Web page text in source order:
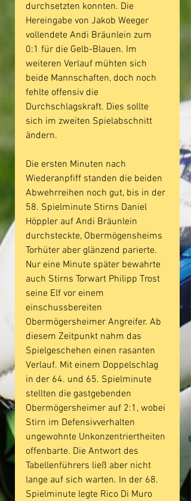
durchsetzten konnten. Die
Hereingabe von Jakob Weeger
vollendete Andi Bräunlein zum
0:1 für die Gelb-Blauen. Im
weiteren Verlauf mühten sich
beide Mannschaften, doch noch
fehlte offensiv die
Durchschlagskraft. Dies sollte
sich im zweiten Spielabschnitt
ändern.
Die ersten Minuten nach
Wiederanpfiff standen die beiden
Abwehrreihen noch gut, bis in der
58. Spielminute Stirns Daniel
Höppler auf Andi Bräunlein
durchsteckte, Obermögensheims
Torhüter aber glänzend parierte.
Nur eine Minute später bewahrte
auch Stirns Torwart Philipp Trost
seine Elf vor einem
einschussbereiten
Obermögersheimer Angreifer. Ab
diesem Zeitpunkt nahm das
Spielgeschehen einen rasanten
Verlauf. Mit einem Doppelschlag
in der 64. und 65. Spielminute
stellten die gastgebenden
Obermögersheimer auf 2:1, wobei
Stirn im Defensivverhalten
ungewohnte Unkonzentriertheiten
offenbarte. Die Antwort des
Tabellenführers ließ aber nicht
lange auf sich warten. In der 68.
Spielminute legte Rico Di Muro